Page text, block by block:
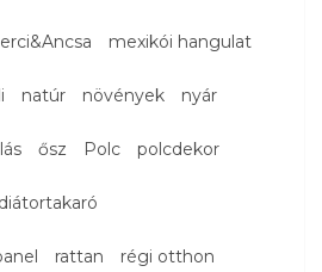
mexikói hangulat
natúr növények nyár
ősz Polc polcdekor
rattan régi otthon